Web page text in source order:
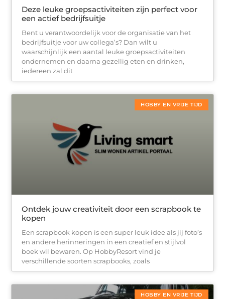
Deze leuke groepsactiviteiten zijn perfect voor
een actief bedrijfsuitje
Bent u verantwoordelijk voor de organisatie van het
bedrijfsuitje voor uw collega’s? Dan wilt u
waarschijnlijk een aantal leuke groepsactiviteiten
ondernemen en daarna gezellig eten en drinken,
iedereen zal dit
HOBBY EN VRIJE TIJD
Ontdek jouw creativiteit door een scrapbook te
kopen
Een scrapbook kopen is een super leuk idee als jij foto’s
en andere herinneringen in een creatief en stijlvol
boek wil bewaren. Op HobbyResort vind je
verschillende soorten scrapbooks, zoals
HOBBY EN VRIJE TIJD